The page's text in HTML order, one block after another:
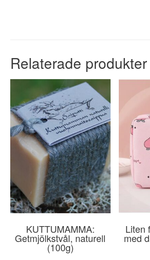
Relaterade produkter
KUTTUMAMMA:
Getmjölkstvål, naturell
(100g)
Liten
med